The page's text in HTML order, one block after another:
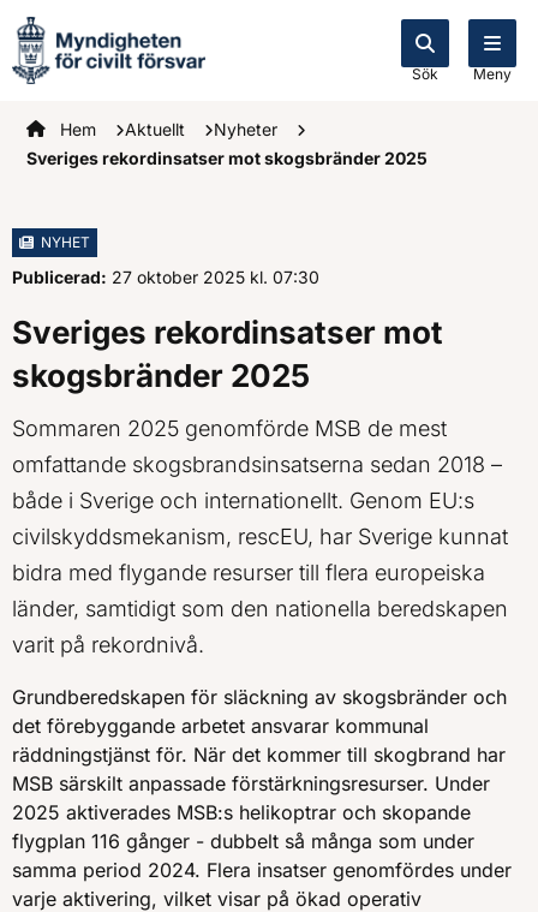
Sök Meny
Startsidan
Hem Aktuellt
Nyheter
Sveriges rekordinsatser mot skogsbränder 2025
NYHET
Publicerad: 27 oktober 2025 kl. , Klockan
07:30
Sveriges rekordinsatser mot
skogsbränder 2025
Sommaren 2025 genomförde MSB de mest
omfattande skogsbrandsinsatserna sedan 2018 –
både i Sverige och internationellt. Genom EU:s
civilskyddsmekanism, rescEU, har Sverige kunnat
bidra med flygande resurser till flera europeiska
länder, samtidigt som den nationella beredskapen
varit på rekordnivå.
Grundberedskapen för släckning av skogsbränder och
det förebyggande arbetet ansvarar kommunal
räddningstjänst för. När det kommer till skogbrand har
MSB särskilt anpassade förstärkningsresurser. Under
2025 aktiverades MSB:s helikoptrar och skopande
flygplan 116 gånger - dubbelt så många som under
samma period 2024. Flera insatser genomfördes under
varje aktivering, vilket visar på ökad operativ